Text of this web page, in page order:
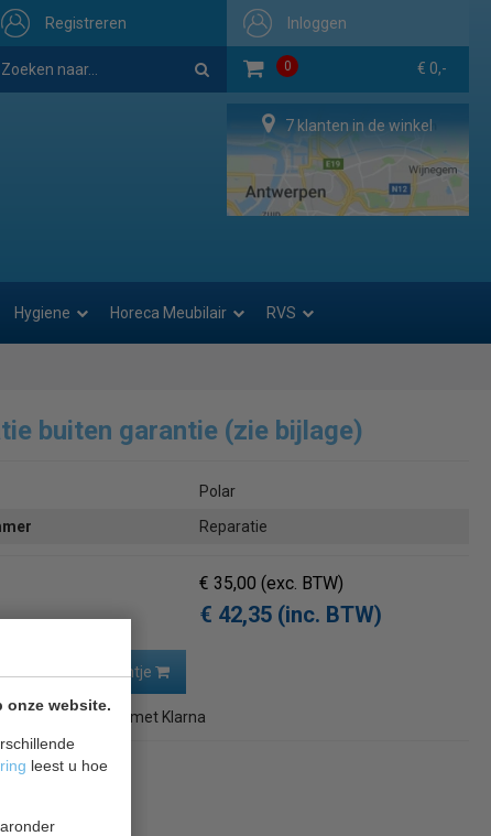
onze website.
leest u hoe
Inloggen
0 € 0,-
Registreren
7 klanten in de winkel
Hygiene Horeca Meubilair RVS
buiten garantie (zie bijlage)
Polar
Reparatie
€ 35,00(exc. BTW)
€ 42,35 (inc. BTW)
In winkelwagentje
met Klarna
overzicht